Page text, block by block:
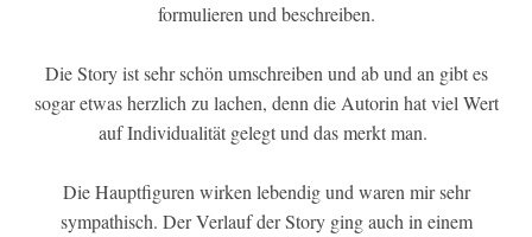
formulieren und beschreiben.
Die Story ist sehr schön umschreiben und ab und an gibt es
sogar etwas herzlich zu lachen, denn die Autorin hat viel Wert
auf Individualität gelegt und das merkt man.
Die Hauptfiguren wirken lebendig und waren mir sehr
sympathisch. Der Verlauf der Story ging auch in einem